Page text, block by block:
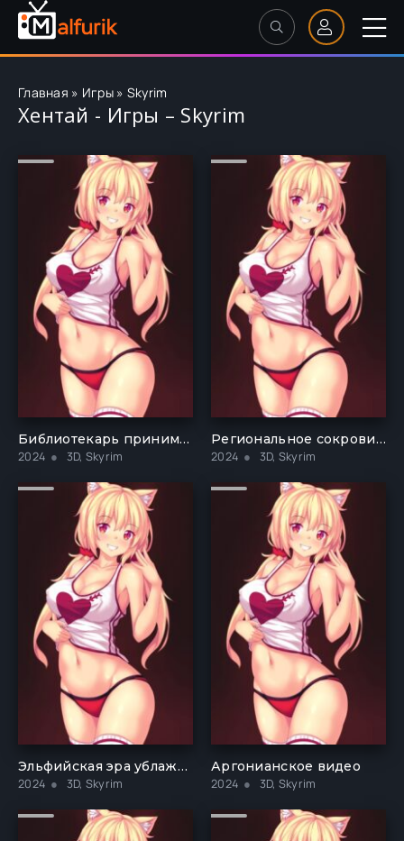
Главная » Игры» Skyrim
Хентай - Игры – Skyrim
Библиотекарь принимает 2 члена орков
2024 3D, Skyrim
Региональное сокровище
2024 3D, Skyrim
Эльфийская эра ублажает орков
2024 3D, Skyrim
Аргонианское видео
2024 3D, Skyrim